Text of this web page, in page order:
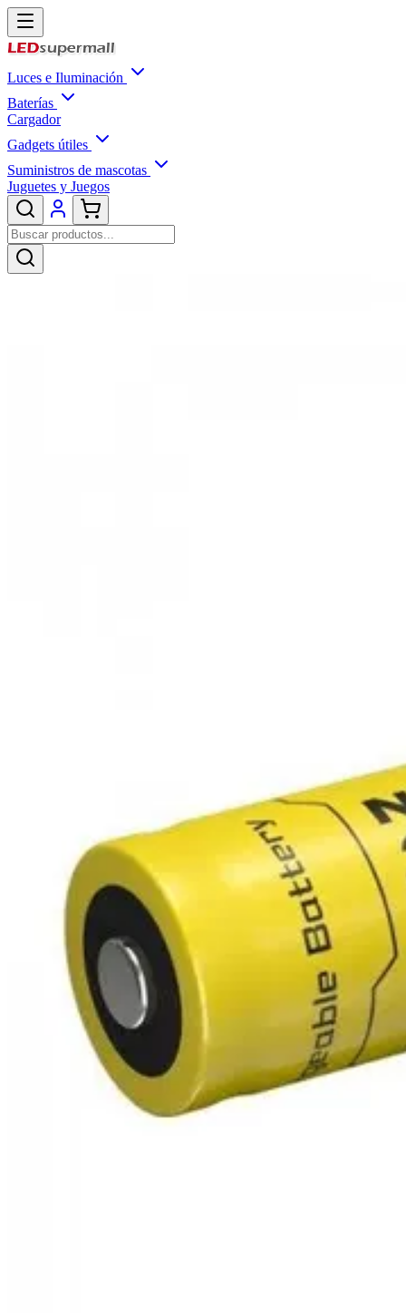
Luces e Iluminación
Baterías
Cargador
Gadgets útiles
Suministros de mascotas
Juguetes y Juegos